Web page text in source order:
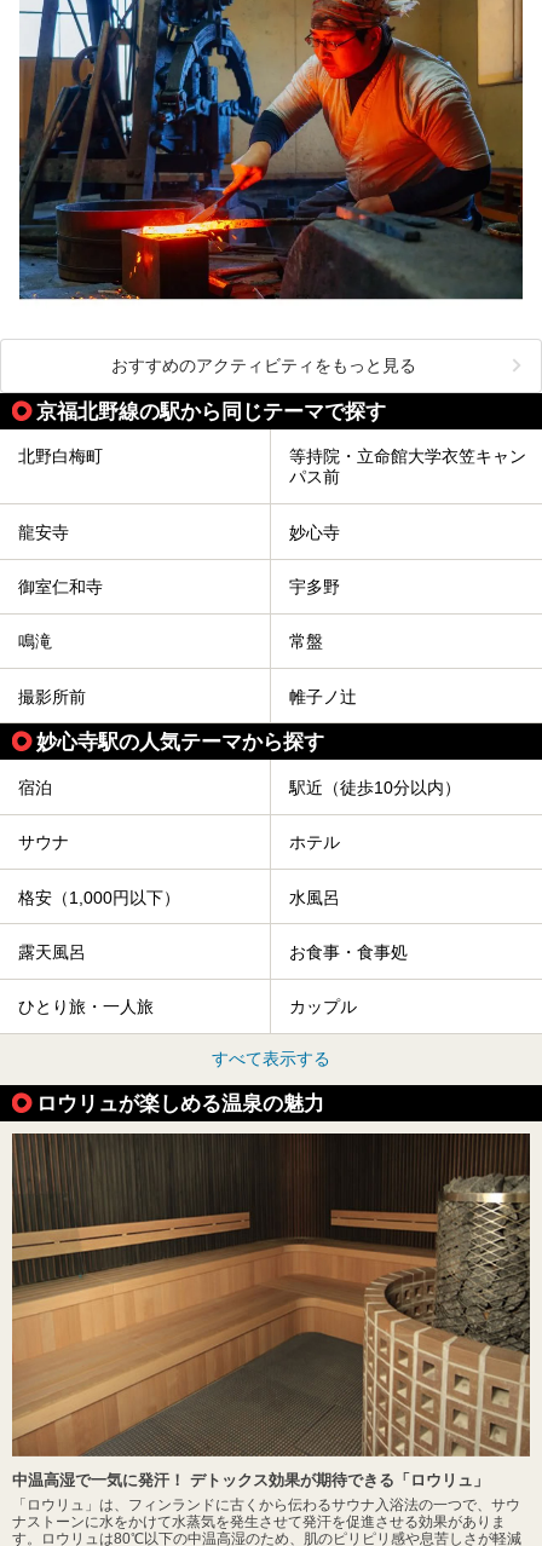
おすすめのアクティビティをもっと見る
京福北野線の駅から同じテーマで探す
北野白梅町
等持院・立命館大学衣笠キャン
パス前
龍安寺 妙心寺
御室仁和寺 宇多野
鳴滝 常盤
撮影所前 帷子ノ辻
妙心寺駅の人気テーマから探す
宿泊 駅近（徒歩10分以内）
サウナ ホテル
格安（1,000円以下） 水風呂
露天風呂 お食事・食事処
ひとり旅・一人旅 カップル
すべて表示する
ロウリュが楽しめる温泉の魅力
中温高湿で一気に発汗！ デトックス効果が期待できる「ロウリュ」
「ロウリュ」は、フィンランドに古くから伝わるサウナ入浴法の一つで、サウ
ナストーンに水をかけて水蒸気を発生させて発汗を促進させる効果がありま
す。ロウリュは80℃以下の中温高湿のため、肌のピリピリ感や息苦しさが軽減